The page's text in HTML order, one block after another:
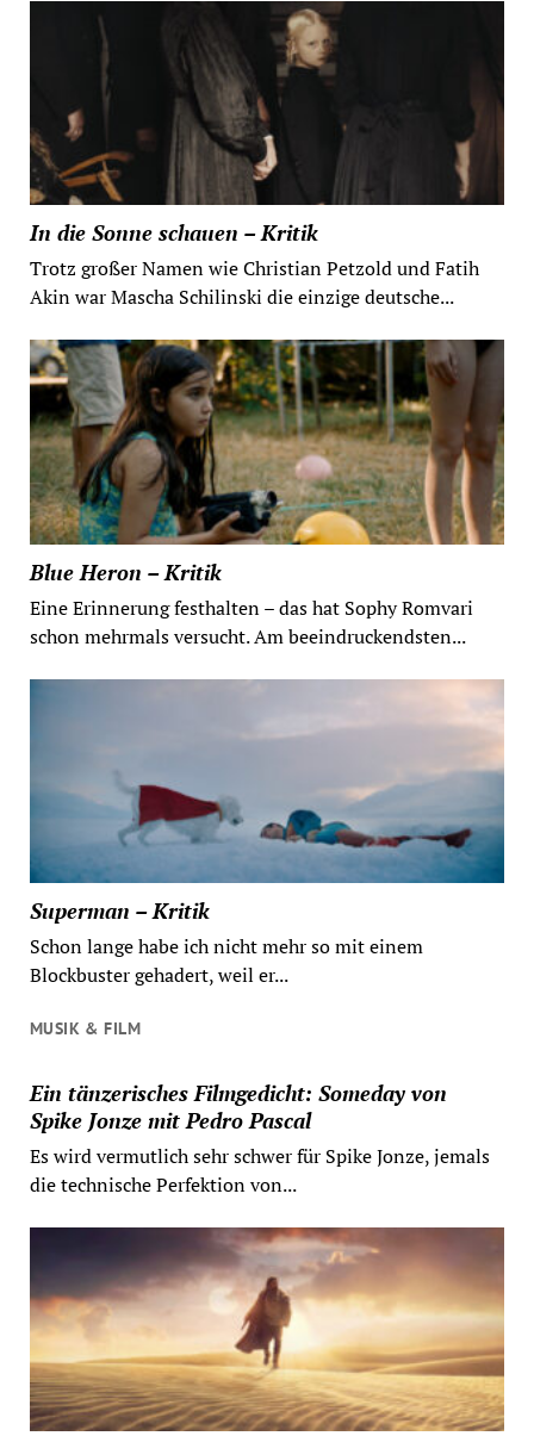
In die Sonne schauen – Kritik
Trotz großer Namen wie Christian Petzold und Fatih
Akin war Mascha Schilinski die einzige deutsche...
Blue Heron – Kritik
Eine Erinnerung festhalten – das hat Sophy Romvari
schon mehrmals versucht. Am beeindruckendsten...
Superman – Kritik
Schon lange habe ich nicht mehr so mit einem
Blockbuster gehadert, weil er...
MUSIK & FILM
Ein tänzerisches Filmgedicht: Someday von
Spike Jonze mit Pedro Pascal
Es wird vermutlich sehr schwer für Spike Jonze, jemals
die technische Perfektion von...